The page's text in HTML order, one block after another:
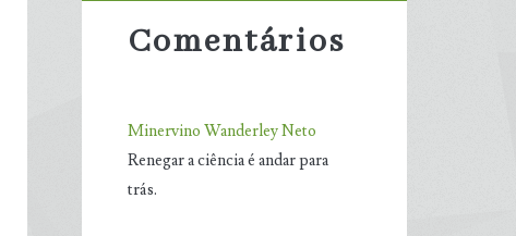
Comentários
Minervino Wanderley Neto
Renegar a ciência é andar para
trás.